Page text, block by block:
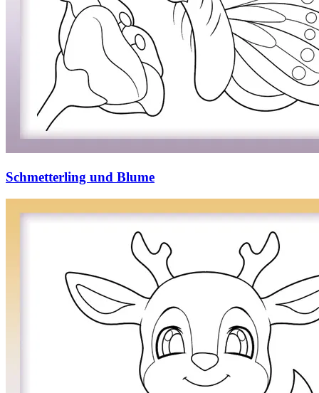
Schmetterling und Blume